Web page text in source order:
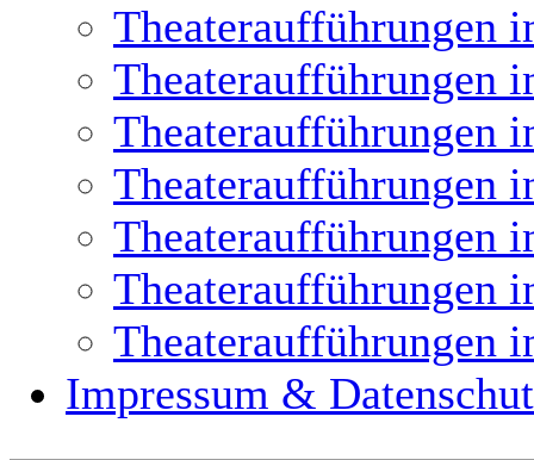
Theateraufführungen
Theateraufführungen
Theateraufführungen
Theateraufführungen
Theateraufführungen
Theateraufführungen
Theateraufführungen
Impressum &